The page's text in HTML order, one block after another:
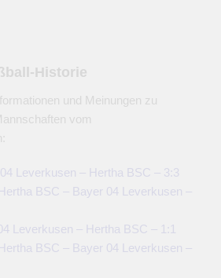
Historie
und Meinungen zu
vom
Leverkusen – Hertha BSC – 3:3
Hertha BSC – Bayer 04 Leverkusen –
Leverkusen – Hertha BSC – 1:1
Hertha BSC – Bayer 04 Leverkusen –